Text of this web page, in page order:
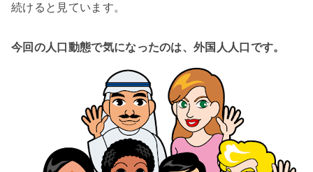
続けると見ています。
今回の人口動態で気になったのは、外国人人口です。